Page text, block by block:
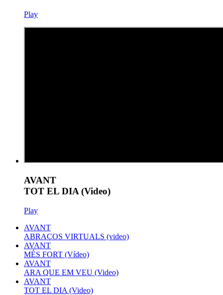
Play
AVANT
TOT EL DIA (Video)
Play
AVANT
ABRAÇOS VIRTUALS (video)
AVANT
MÉS FORT (Vídeo)
AVANT
ARA QUE EM VEU (Video)
AVANT
TOT EL DIA (Video)